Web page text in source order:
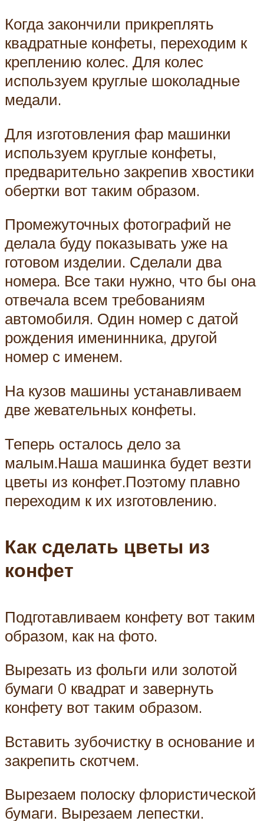
Когда закончили прикреплять
квадратные конфеты, переходим к
креплению колес. Для колес
используем круглые шоколадные
медали.
Для изготовления фар машинки
используем круглые конфеты,
предварительно закрепив хвостики
обертки вот таким образом.
Промежуточных фотографий не
делала буду показывать уже на
готовом изделии. Сделали два
номера. Все таки нужно, что бы она
отвечала всем требованиям
автомобиля. Один номер с датой
рождения именинника, другой
номер с именем.
На кузов машины устанавливаем
две жевательных конфеты.
Теперь осталось дело за
малым.Наша машинка будет везти
цветы из конфет.Поэтому плавно
переходим к их изготовлению.
Как сделать цветы из
конфет
Подготавливаем конфету вот таким
образом, как на фото.
Вырезать из фольги или золотой
бумаги 0 квадрат и завернуть
конфету вот таким образом.
Вставить зубочистку в основание и
закрепить скотчем.
Вырезаем полоску флористической
бумаги. Вырезаем лепестки.